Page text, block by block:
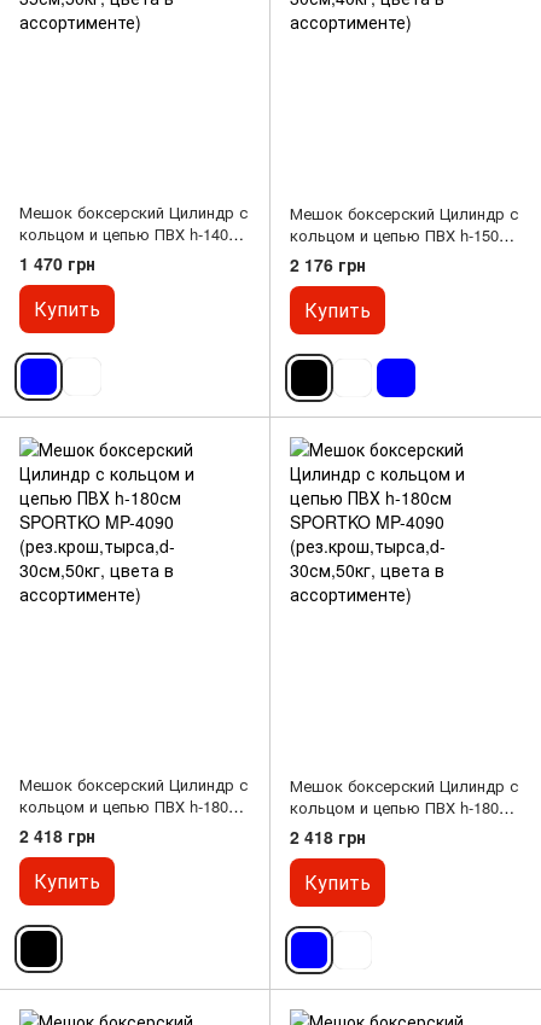
Мешок боксерский Цилиндр с
кольцом и цепью ПВХ h-140см
ЭЛИТ SPORTKO MP-00
(рез.крош,тырс,d-35см,50кг,
цвета в ассортименте)
1 470 грн
Купить
Мешок боксерский Цилиндр с
кольцом и цепью ПВХ h-150см
SPORTKO MP-4091
(рез.крош,тырса,d-30см,40кг,
цвета в ассортименте)
2 176 грн
Купить
Мешок боксерский Цилиндр с
кольцом и цепью ПВХ h-180см
SPORTKO MP-4090
(рез.крош,тырса,d-30см,50кг,
цвета в ассортименте)
2 418 грн
Купить
Мешок боксерский Цилиндр с
кольцом и цепью ПВХ h-180см
SPORTKO MP-4090
(рез.крош,тырса,d-30см,50кг,
цвета в ассортименте)
2 418 грн
Купить